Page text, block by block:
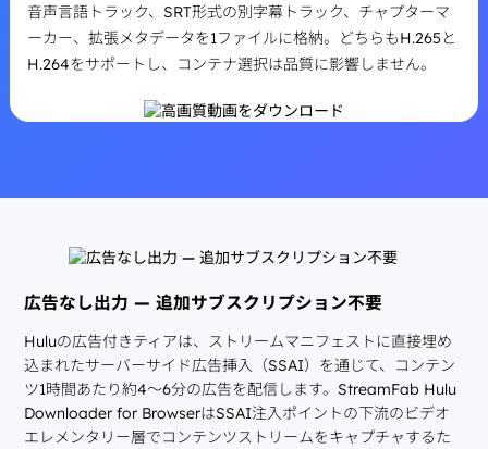
音声言語トラック、SRT形式の別字幕トラック、チャプターマ
ーカー、拡張メタデータを1ファイルに格納。どちらもH.265と
H.264をサポートし、コンテナ選択は品質に影響しません。
広告なし出力 — 追加サブスクリプション不要
Huluの広告付きティアは、ストリームマニフェストに直接埋め
込まれたサーバーサイド広告挿入（SSAI）を通じて、コンテン
ツ1時間あたり約4〜6分の広告を配信します。StreamFab Hulu
Downloader for BrowserはSSAI注入ポイントの下流のビデオ
エレメンタリー層でコンテンツストリームをキャプチャするた